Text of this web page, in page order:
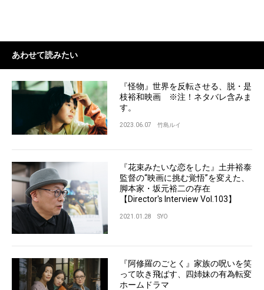
あわせて読みたい
『怪物』世界を反転させる、脱・是
枝裕和映画 ※注！ネタバレ含みま
す。
2023.06.07 竹島ルイ
『花束みたいな恋をした』土井裕泰
監督の“映画に挑む覚悟”を変えた、
脚本家・坂元裕二の存在
【Director's Interview Vol.103】
2021.01.28 SYO
『阿修羅のごとく』家族の呪いを笑
って吹き飛ばす、四姉妹の有為転変
ホームドラマ